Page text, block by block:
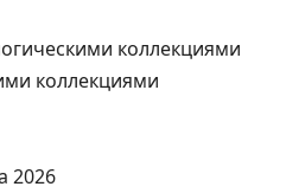
коллекциями
коллекциями
2026